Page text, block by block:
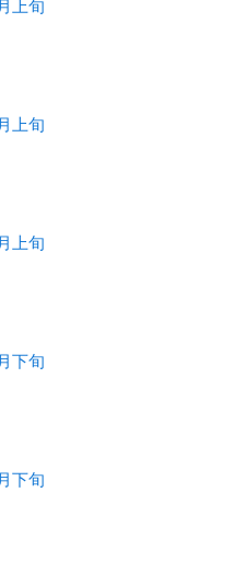
上旬
上旬
上旬
下旬
下旬